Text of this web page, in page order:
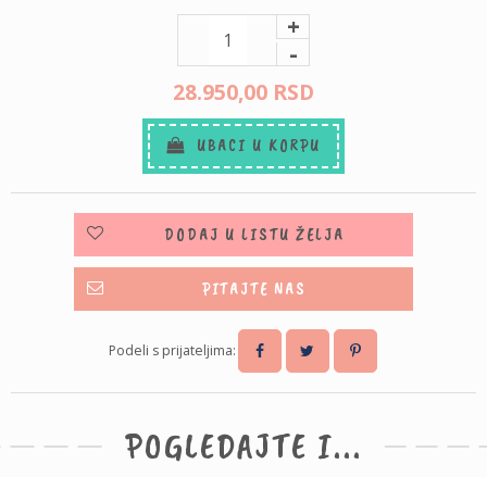
+
-
28.950,00 RSD
UBACI U KORPU
DODAJ U LISTU ŽELJA
PITAJTE NAS
Podeli s prijateljima:
POGLEDAJTE I...